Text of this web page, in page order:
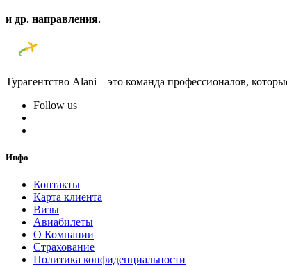
и др. направления.
Турагентство Alani – это команда профессионалов,
Follow us
Инфо
Контакты
Карта клиента
Визы
Авиабилеты
О Компании
Страхование
Политика конфиденциальности